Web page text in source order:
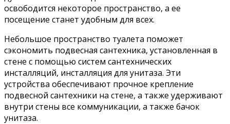
освободится некоторое пространство, а ее
посещение станет удобным для всех.
Небольшое пространство туалета поможет
сэкономить подвесная сантехника, установленная в
стене с помощью систем сантехнических
инсталляций, инсталляция для унитаза. Эти
устройства обеспечивают прочное крепление
подвесной сантехники на стене, а также удерживают
внутри стены все коммуникации, а также бачок
унитаза.